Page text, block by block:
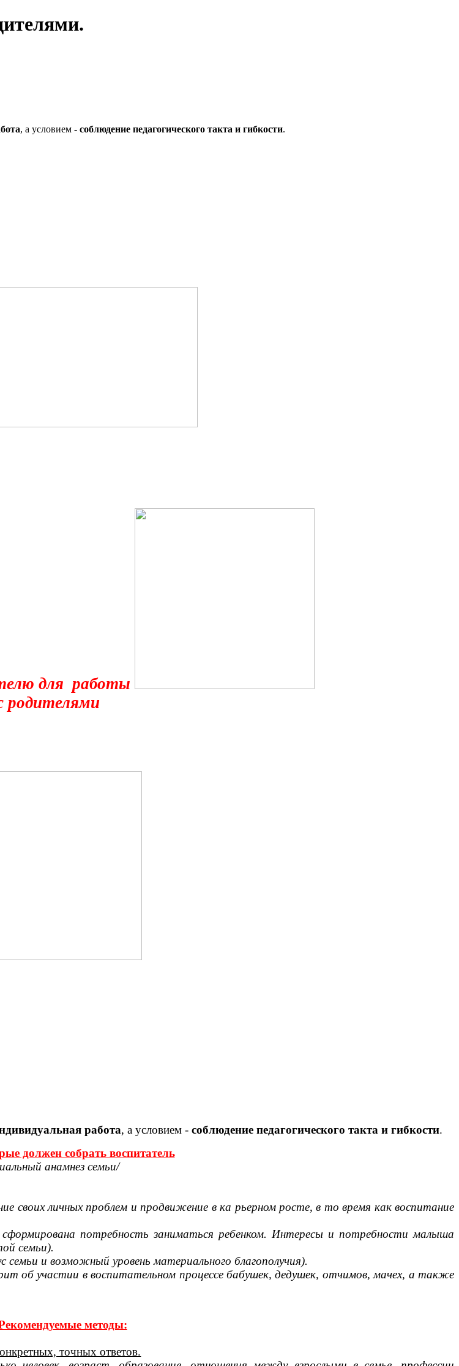
, а условием - соблюдение педагогического такта и гибкости.
для работы
родителями
работа, а условием -соблюдение педагогического такта и гибкости.
должен собрать воспитатель
анамнез семьи/
своих личных проблем и продвижение в ка рьерном росте, в то время как воспитание
потребность заниматься ребенком. Интересы и потребности малыша
семьи).
и возможный уровень материального благополучия).
об участии в воспитательном процессе бабушек, дедушек, отчимов, мачех, а также
методы:
точных ответов.